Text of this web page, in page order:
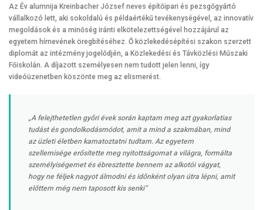
Az Év alumnija Kreinbacher József neves építőipari és pezsgőgyártó
vállalkozó lett, aki sokoldalú és példaértékű tevékenységével, az innovatív
megoldások és a minőség iránti elkötelezettségével hozzájárul az
egyetem hírnevének öregbítéséhez. Ő közlekedésépítési szakon szerzett
diplomát az intézmény jogelődjén, a Közlekedési és Távközlési Műszaki
Főiskolán. A díjazott személyesen nem tudott jelen lenni, így
videóüzenetben köszönte meg az elismerést.
„A felejthetetlen győri évek során kaptam meg azt gyakorlatias
tudást és gondolkodásmódot, amit a mind a szakmában, mind
az üzleti életben kamatoztatni tudtam. Az egyetem
szellemisége erősítette meg nyitottságomat a világra, formálta
személyiségemet és ébresztette bennem az alkotói vágyat,
hogy ne féljek nagyot álmodni és időnként olyan útra lépni, amit
előttem még nem taposott kis senki”